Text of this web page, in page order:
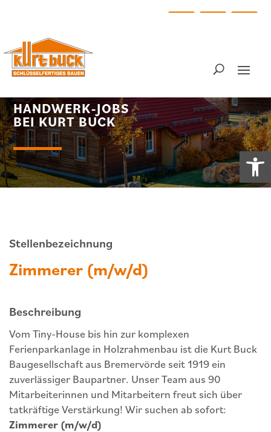
HANDWERK-JOBS
BEI KURT BUCK
Stellenbezeichnung
Zimmerer (m/w/d)
Beschreibung
Vom Tiny-House bis hin zur komplexen
Ferienparkanlage in Holzrahmenbau ist die Kurt Buck
Baugesellschaft aus Bremervörde seit 1919 ein
zuverlässiger Baupartner. Unser Team aus 90
Mitarbeiterinnen und Mitarbeitern freut sich über
tatkräftige Verstärkung! Wir suchen ab sofort:
Zimmerer (m/w/d)